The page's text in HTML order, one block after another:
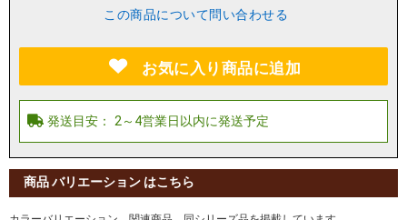
この商品について問い合わせる
お気に入り商品に追加
商品 バリエーション はこちら